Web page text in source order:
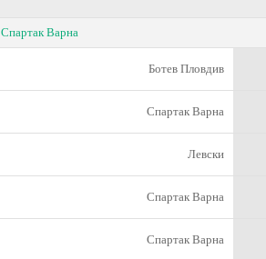
Спартак Варна
Ботев Пловдив
Спартак Варна
Левски
Спартак Варна
Спартак Варна